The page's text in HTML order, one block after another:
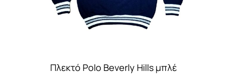
Πλεκτό Polo Beverly Hills μπλέ